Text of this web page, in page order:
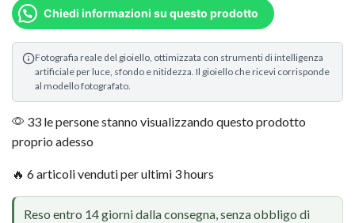
Chiedi informazioni su questo prodotto
Fotografia reale del gioiello, ottimizzata con strumenti di intelligenza
artificiale per luce, sfondo e nitidezza. Il gioiello che ricevi corrisponde
al modello fotografato.
33 le persone stanno visualizzando questo prodotto
proprio adesso
🔥 6 articoli venduti per ultimi 3 hours
Reso entro 14 giorni dalla consegna, senza obbligo di